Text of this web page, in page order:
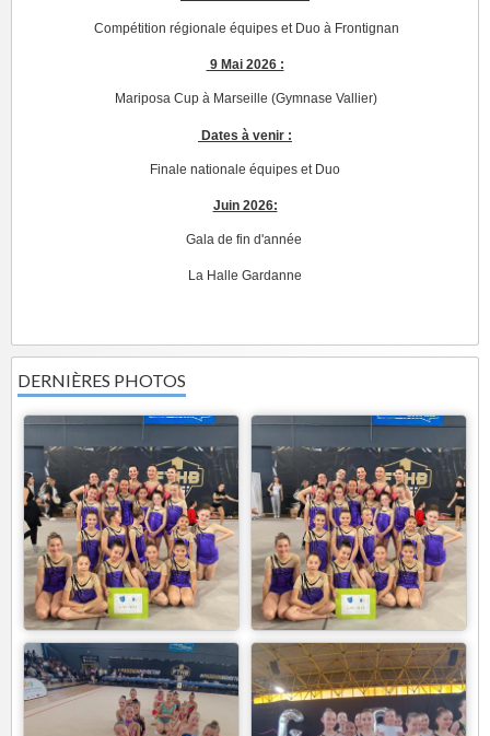
Compétition régionale équipes et Duo à Frontignan
9 Mai 2026 :
Mariposa Cup à Marseille (Gymnase Vallier)
Dates à venir :
Finale nationale équipes et Duo
Juin 2026:
Gala de fin d'année
La Halle Gardanne
DERNIÈRES PHOTOS